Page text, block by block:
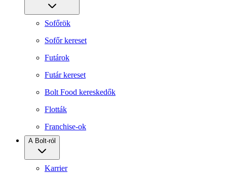
Sofőrök
Sofőr kereset
Futárok
Futár kereset
Bolt Food kereskedők
Flották
Franchise-ok
A Bolt-ról
Karrier